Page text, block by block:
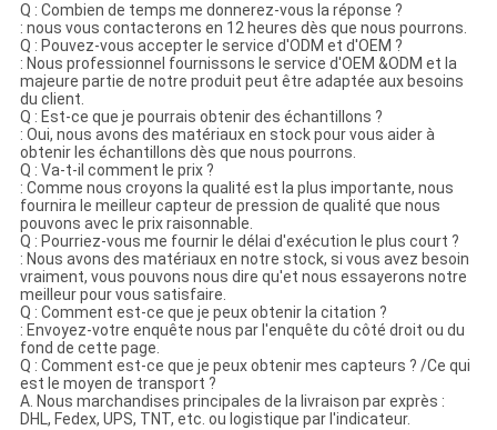
Q : Combien de temps me donnerez-vous la réponse ?
: nous vous contacterons en 12 heures dès que nous pourrons.
Q : Pouvez-vous accepter le service d'ODM et d'OEM ?
: Nous professionnel fournissons le service d'OEM &ODM et la
majeure partie de notre produit peut être adaptée aux besoins
du client.
Q : Est-ce que je pourrais obtenir des échantillons ?
: Oui, nous avons des matériaux en stock pour vous aider à
obtenir les échantillons dès que nous pourrons.
Q : Va-t-il comment le prix ?
: Comme nous croyons la qualité est la plus importante, nous
fournira le meilleur capteur de pression de qualité que nous
pouvons avec le prix raisonnable.
Q : Pourriez-vous me fournir le délai d'exécution le plus court ?
: Nous avons des matériaux en notre stock, si vous avez besoin
vraiment, vous pouvons nous dire qu'et nous essayerons notre
meilleur pour vous satisfaire.
Q : Comment est-ce que je peux obtenir la citation ?
: Envoyez-votre enquête nous par l'enquête du côté droit ou du
fond de cette page.
Q : Comment est-ce que je peux obtenir mes capteurs ? /Ce qui
est le moyen de transport ?
A. Nous marchandises principales de la livraison par exprès :
DHL, Fedex, UPS, TNT, etc. ou logistique par l'indicateur.